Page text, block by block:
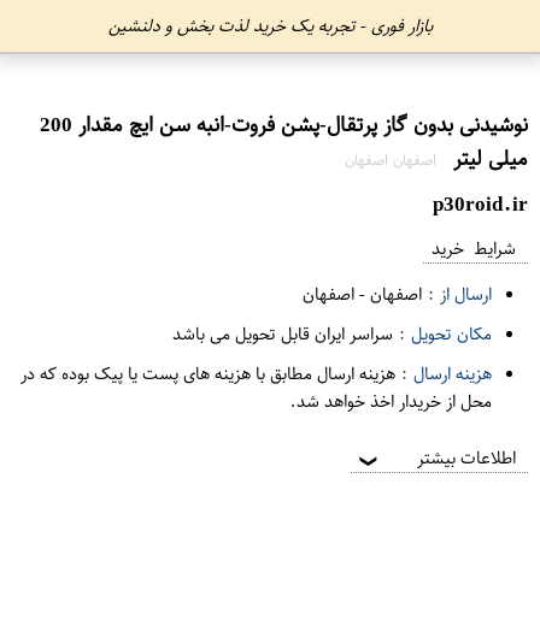
بازار فوری - تجربه یک خرید لذت بخش و دلنشین
نوشیدنی بدون گاز پرتقال-پشن فروت-انبه سن ایچ مقدار 200
میلی لیتر
اصفهان اصفهان
p30roid.ir
شرایط خرید
ارسال از : اصفهان-اصفهان
مکان تحویل : سراسر ایران قابل تحویل می باشد
هزینه ارسال : هزینه ارسال مطابق با هزینه های پست یا پیک بوده که در
محل از خریدار اخذ خواهد شد.
اطلاعات بیشتر ❯